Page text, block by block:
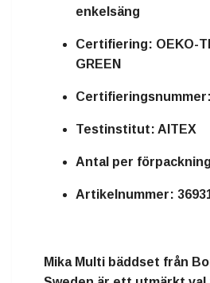
enkelsäng
Certifiering: OEKO-
GREEN
Certifieringsnummer:
Testinstitut: AITEX
Antal per
Artikelnummer:
Mika Multi bäddset från